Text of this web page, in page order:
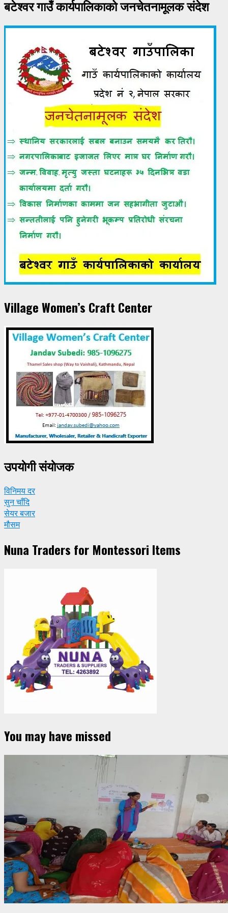
बटेश्वर गाउँ कार्यपालिकाको जनचेतनामूलक संदेश
Village Women’s Craft Center
उपयाेगी संयाेजक
विनिमय दर
सुन चाँदि
सेयर बजार
मौसम
Nuna Traders for Montessori Items
You may have missed